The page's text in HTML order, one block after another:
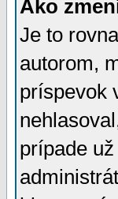
Ako
Je to
autorom,
príspevok
prípade